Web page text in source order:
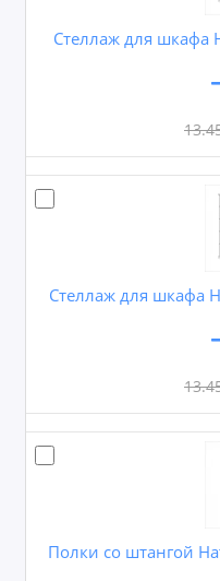
Стеллаж для шкафа
Стеллаж для шкафа
Полки со штангой